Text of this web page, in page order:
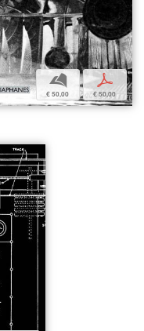
b
€ 50,00
p
€ 50,00